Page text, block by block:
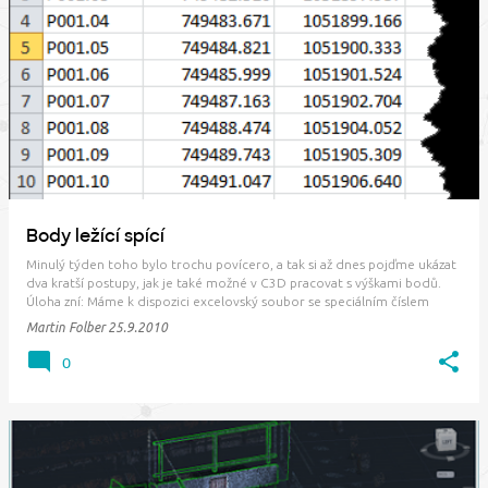
Body ležící spící
Minulý týden toho bylo trochu povícero, a tak si až dnes pojďme ukázat
dva kratší postupy, jak je také možné v C3D pracovat s výškami bodů.
Úloha zní: Máme k dispozici excelovský soubor se speciálním číslem
bodu a souřadnice X,Y. Ve výkresu je již připravený povrch TIN vytvořený
Martin Folber 25.9.2010
0